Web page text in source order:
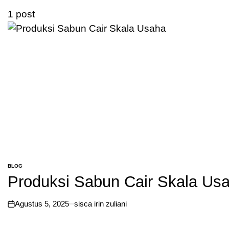
1 post
POSTED
IN
BLOG
Produksi Sabun Cair Skala
on
Agustus 5, 2025 sisca irin zuliani